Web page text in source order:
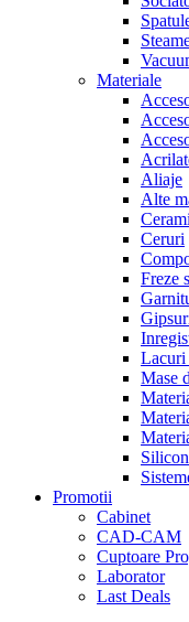
Materiale
Aliaje
Alte
Ceruri
Freze
Lacuri
Mase
Promotii
Cabinet
CAD-CAM
Cuptoare
Laborator
Last Deals